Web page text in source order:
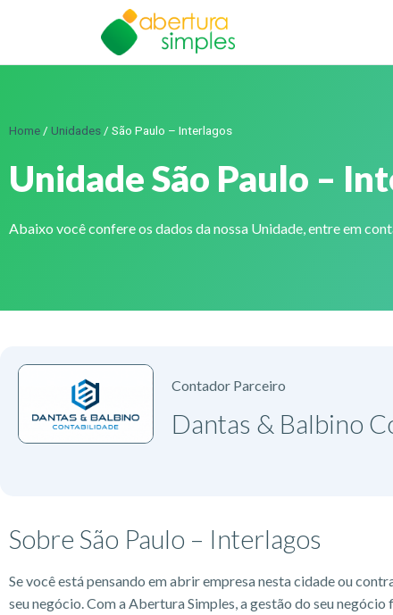
Home / Unidades / São Paulo – Interlagos
Unidade São Paulo –
Abaixo você confere os dados da nossa Unidade, entre em
Contador Parceiro
Dantas & Balbino
Sobre São Paulo – Interlagos
Se você está pensando em abrir empresa nesta cidade ou
seu negócio. Com a Abertura Simples, a gestão do seu